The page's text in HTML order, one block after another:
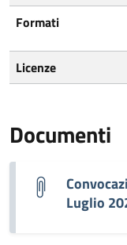
Formati
Licenze
Documenti
Luglio